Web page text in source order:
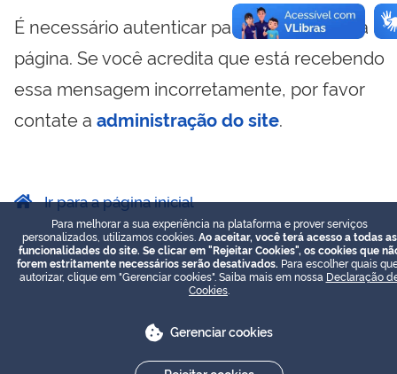
É necessário autenticar para visualizar essa
página. Se você acredita que está recebendo
essa mensagem incorretamente, por favor
contate a administração do site.
Ir para a página inicial
Para melhorar a sua experiência na plataforma e prover serviços
personalizados, utilizamos cookies. Ao aceitar, você terá acesso a todas as
funcionalidades do site. Se clicar em "Rejeitar Cookies", os cookies que
forem estritamente necessários serão desativados. Para escolher quais
autorizar, clique em "Gerenciar cookies". Saiba mais em nossa Declaração
Cookies
Gerenciar cookies